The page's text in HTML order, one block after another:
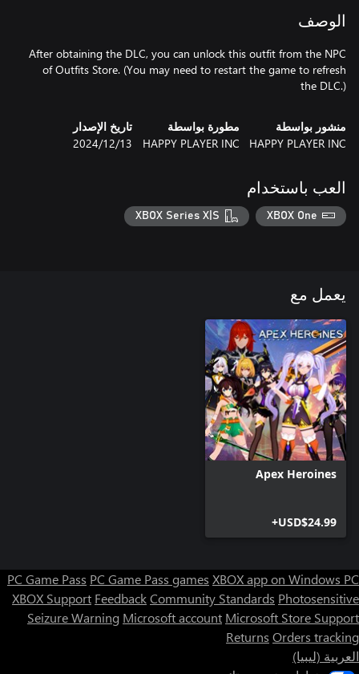
الوصف
After obtaining the DLC, you can unlock this outfit from the NPC
of Outfits Store. (You may need to restart the game to refresh
the DLC.)
منشور بواسطة
HAPPY PLAYER INC
مطورة بواسطة
HAPPY PLAYER INC
تاريخ الإصدار
13‏/12‏/2024
العب باستخدام
XBOX One
XBOX Series X|S
يعمل مع
Apex Heroines
USD$24.99+
PC Game Pass PC Game Pass games XBOX app on Windows PC
XBOX Support FeedbackCommunity Standards Photosensitive
Seizure Warning Microsoft account Microsoft Store Support
Returns Orders tracking
العربية (ليبيا)